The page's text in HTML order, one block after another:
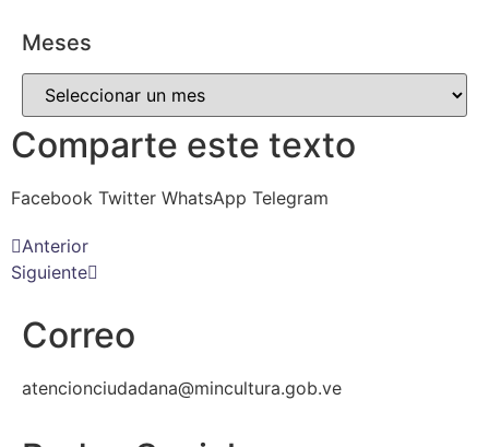
Meses
Comparte este texto
Facebook Twitter WhatsApp Telegram
Anterior
Siguiente
Correo
atencionciudadana@mincultura.gob.ve